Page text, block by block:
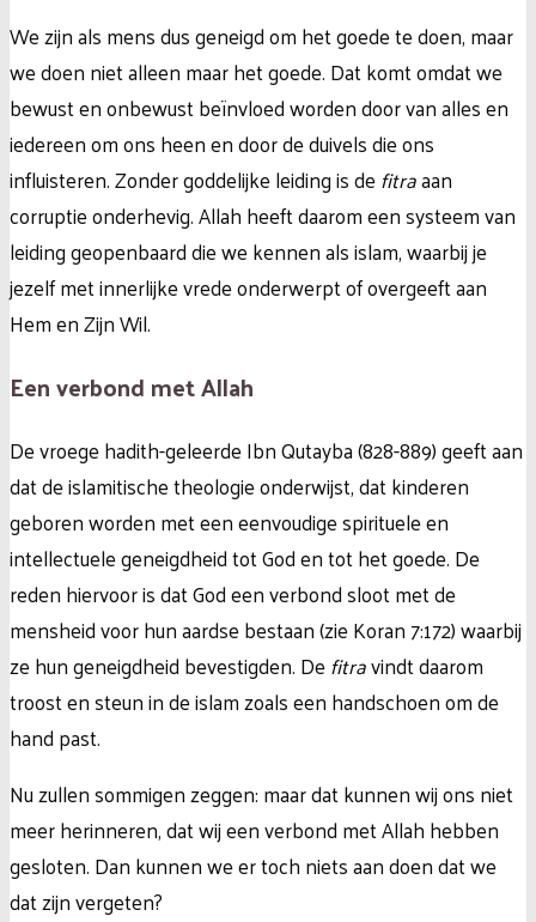
We zijn als mens dus geneigd om het goede te doen, maar
we doen niet alleen maar het goede. Dat komt omdat we
bewust en onbewust beïnvloed worden door van alles en
iedereen om ons heen en door de duivels die ons
influisteren. Zonder goddelijke leiding is defitraaan
corruptie onderhevig. Allah heeft daarom een systeem van
leiding geopenbaard die we kennen als islam, waarbij je
jezelf met innerlijke vrede onderwerpt of overgeeft aan
Hem en Zijn Wil.
Een verbond met Allah
De vroege hadith-geleerde Ibn Qutayba (828-889) geeft aan
dat de islamitische theologie onderwijst, dat kinderen
geboren worden met een eenvoudige spirituele en
intellectuele geneigdheid tot God en tot het goede. De
reden hiervoor is dat God een verbond sloot met de
mensheid voor hun aardse bestaan (zie Koran 7:172) waarbij
ze hun geneigdheid bevestigden. Defitravindt daarom
troost en steun in de islam zoals een handschoen om de
hand past.
Nu zullen sommigen zeggen: maar dat kunnen wij ons niet
meer herinneren, dat wij een verbond met Allah hebben
gesloten. Dan kunnen we er toch niets aan doen dat we
dat zijn vergeten?